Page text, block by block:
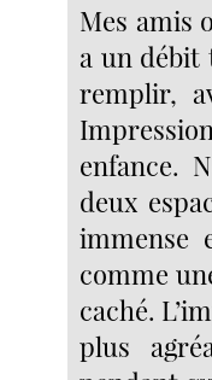
Mes amis
a un débit
remplir,
enfance.
deux
immense
comme
caché.
plus